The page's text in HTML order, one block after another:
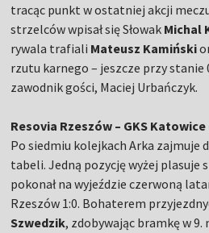
tracąc punkt w ostatniej akcji
strzelców wpisał się Słowak Michal
rywala trafiali Mateusz Kamiński
rzutu karnego – jeszcze przy stanie
zawodnik gości, Maciej Urbańczyk.
Resovia Rzeszów – GKS Katowice
Po siedmiu kolejkach Arka zajmuje
tabeli. Jedną pozycję wyżej plasuje
pokonał na wyjeździe czerwoną
Rzeszów 1:0. Bohaterem
Szwedzik, zdobywając bramkę w